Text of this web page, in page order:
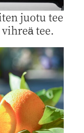
juotu tee
vihreä tee.